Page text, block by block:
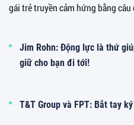
gái trẻ truyền cảm hứng bằng
Jim Rohn: Động lực là thứ
giữ cho bạn đi tới!
T&T Group và FPT: Bắt tay